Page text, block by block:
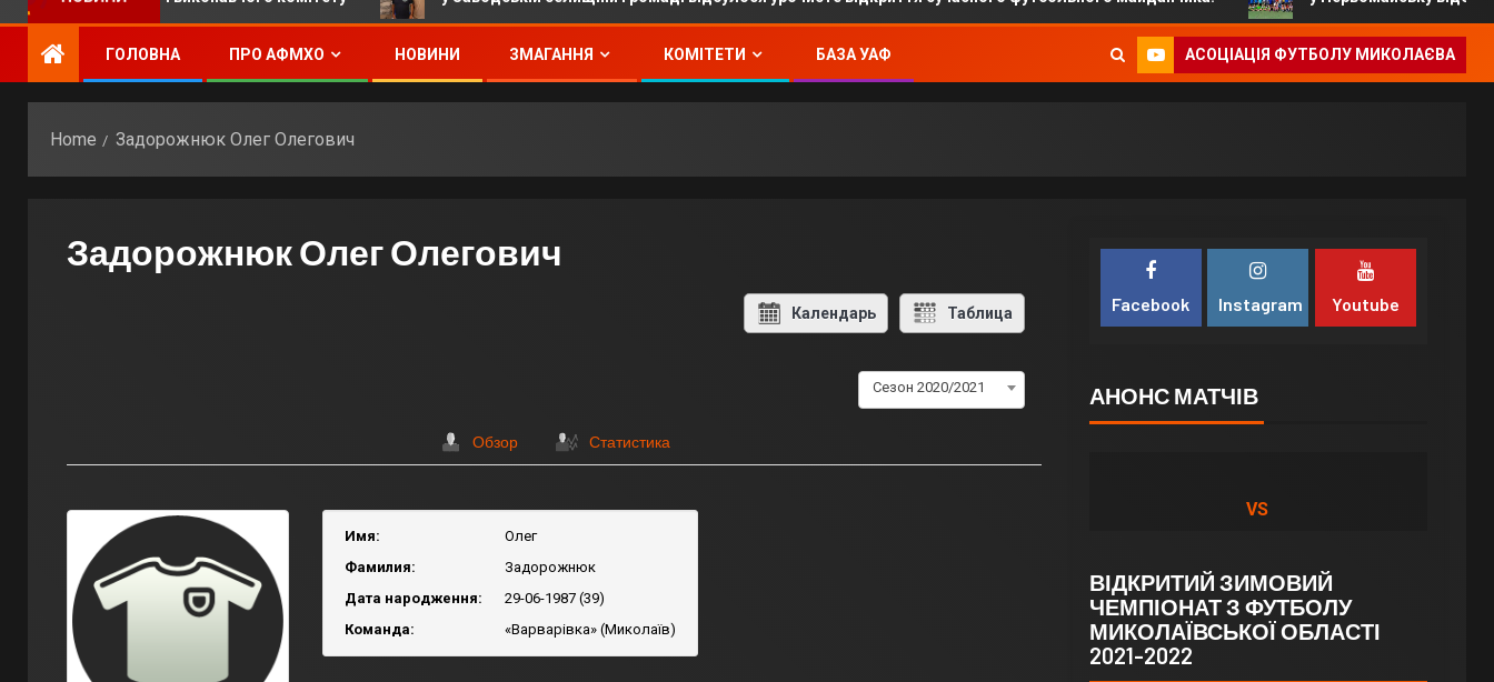
ГОЛОВНА ПРО АФМХО НОВИНИ ЗМАГАННЯ КОМІТЕТИ БАЗА УАФ АСОЦІАЦІЯ ФУТБОЛУ МИКОЛАЄВА
Home Задорожнюк Олег Олегович
Задорожнюк Олег Олегович
Календарь Таблица
Сезон 2020/2021
Обзор Статистика
Имя:
Олег
Фамилия:
Задорожнюк
Дата народження:
29-06-1987 (39)
Команда:
«Варварівка» (Миколаїв)
Facebook Instagram Youtube
АНОНС МАТЧІВ
VS
ВІДКРИТИЙ ЗИМОВИЙ
ЧЕМПІОНАТ З ФУТБОЛУ
МИКОЛАЇВСЬКОЇ ОБЛАСТІ
2021-2022